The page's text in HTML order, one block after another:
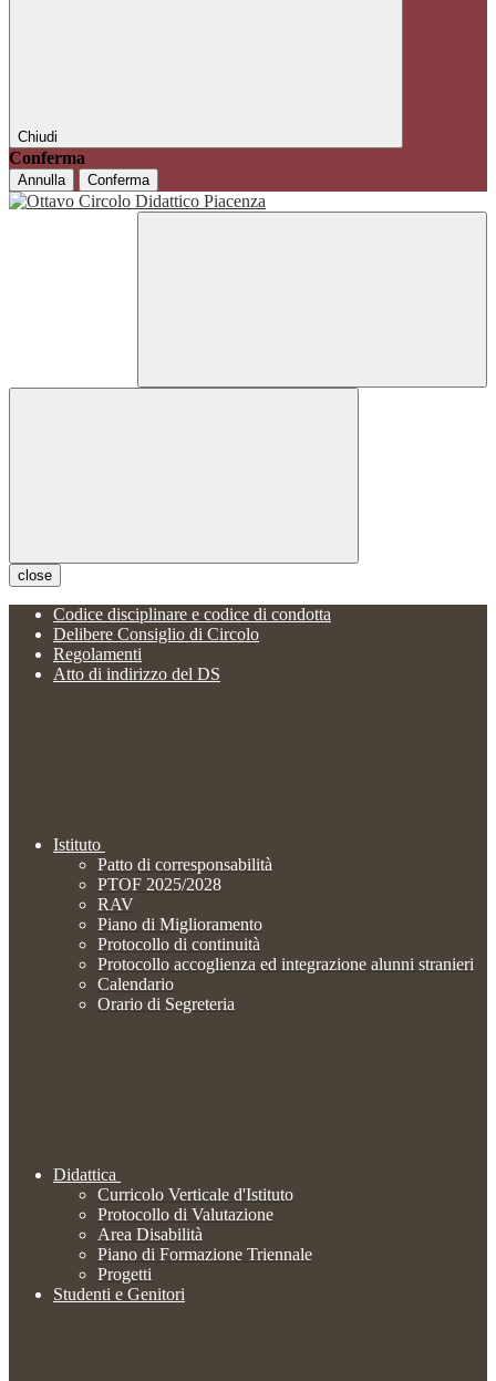
Chiudi
Conferma
Annulla Conferma
close
Codice disciplinare e codice di condotta
Delibere Consiglio di Circolo
Regolamenti
Atto di indirizzo del DS
Istituto
Patto di corresponsabilità
PTOF 2025/2028
RAV
Piano di Miglioramento
Protocollo di continuità
Protocollo accoglienza ed integrazione alunni stranieri
Calendario
Orario di Segreteria
Didattica
Curricolo Verticale d'Istituto
Protocollo di Valutazione
Area Disabilità
Piano di Formazione Triennale
Progetti
Studenti e Genitori